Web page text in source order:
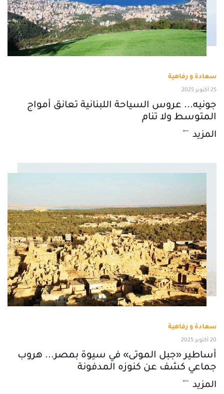
سعادة و رفاهية
25 أكتوبر 2025
جونيه... عروس السياحة اللبنانية تعانق أمواج
المتوسط ولا تنام
المزيد
سعادة و رفاهية
20 أكتوبر 2025
أساطير «جبل الموتى» في سيوة بمصر... هروب
جماعي كشف عن كنوزه المدفونة
المزيد